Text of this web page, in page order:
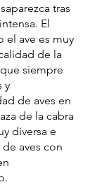
tras
El
el ave es muy
de la
siempre
y
de aves en
de la cabra
diversa e
aves con